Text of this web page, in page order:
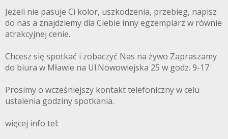
Jeżeli nie pasuje Ci kolor, uszkodzenia, przebieg, napisz
do nas a znajdziemy dla Ciebie inny egzemplarz w równie
atrakcyjnej cenie.
Chcesz się spotkać i zobaczyć Nas na żywo Zapraszamy
do biura w Mławie na Ul.Nowowiejska 25 w godz. 9-17
Prosimy o wcześniejszy kontakt telefoniczny w celu
ustalenia godziny spotkania.
więcej info tel: